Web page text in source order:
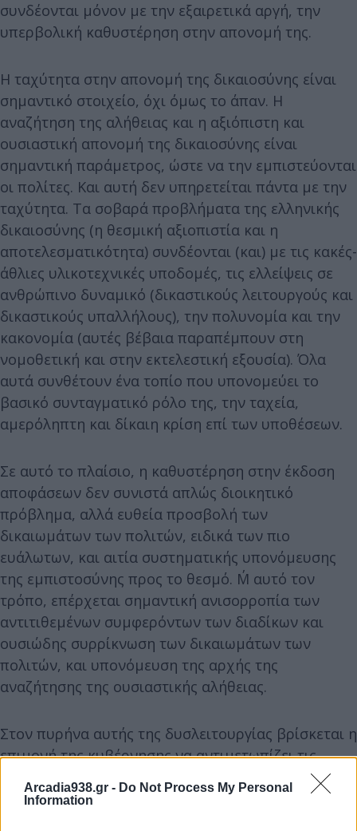
Arcadia938.gr - Do Not Process My Personal
Information
συνδέονται μόνον με την εξαιρετικά αργή, την
υπερβολική καθυστέρηση στην απονομή της.
Η ταχύτητα στην απονομή της δικαιοσύνης είναι
σημαντικό στοιχείο, όχι όμως το άπαν. Η
αναζήτηση της αλήθειας και η αξιόπιστη και
ουσιαστική απονομή της δικαιοσύνης είναι
σημαντική παράμετρος, ώστε να την εμπιστεύονται
οι πολίτες. Και αυτή δεν υπηρετείται πάντα με την
ταχύτητα. Τα σοβαρά προβλήματα της ελληνικής
δικαιοσύνης (η θεσμική αξιοπιστία και η
αποτελεσματικότητα) συνδέονται (και) με τις κακές-
άθλιες υλικοτεχνικές υποδομές, τις ελλείψεις σε
ανθρώπινο δυναμικό (δικαστικούς λειτουργούς και
δικαστικούς υπαλλήλους), την πολυνομία και την
κακονομία (αυτές βέβαια παραπέμπουν στη
νομοθετική και στην εκτελεστική εξουσία). Όλα
αυτά συνθέτουν ένα τοπίο που υπονομεύει το
βασικό συνταγματικό ρόλο της, την ταχεία,
αμερόληπτη και δίκαιη κρίση επί των υποθέσεων.
Σε αυτό το πλαίσιο, η καθυστέρηση στην έκδοση
αποφάσεων δεν συνιστά απλώς διοικητικό
πρόβλημα, αλλά ευθεία προσβολή των
δικαιωμάτων των πολιτών, ειδικά των πιο
ευάλωτων, και αιτία συστηματικής υπονόμευσης
της εμπιστοσύνης προς το θεσμό. Μ΄ αυτό τον
τρόπο, επέρχεται σημαντική ανισορροπία των
αντιτιθεμένων συμφερόντων των διαδίκων και
ουσιώδης συρρίκνωση των δικαιωμάτων των
πολιτών, και υπονόμευση της αρχής της
αναζήτησης της ουσιαστικής αλήθειας.
Στον πυρήνα αυτής της δυσλειτουργίας βρίσκεται η
επιμονή της κυβέρνησης να αντιμετωπίζει τις
παθογένειες του δικαστικού συστήματος όχι μέσω
ενός ολιστικού, μακροπρόθεσμου σχεδιασμού,